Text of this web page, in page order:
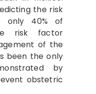
the risk
only 40% of
risk factor
of the
been the only
by
obstetric